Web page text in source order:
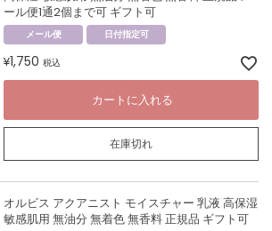
ール便1通2個まで可 ギフト可
メール便 日付指定可
¥1,750 税込
カートに入れる
在庫切れ
オルビス アクアニスト モイスチャー 乳液 高保湿
敏感肌用 無油分 無着色 無香料 正規品 ギフト可